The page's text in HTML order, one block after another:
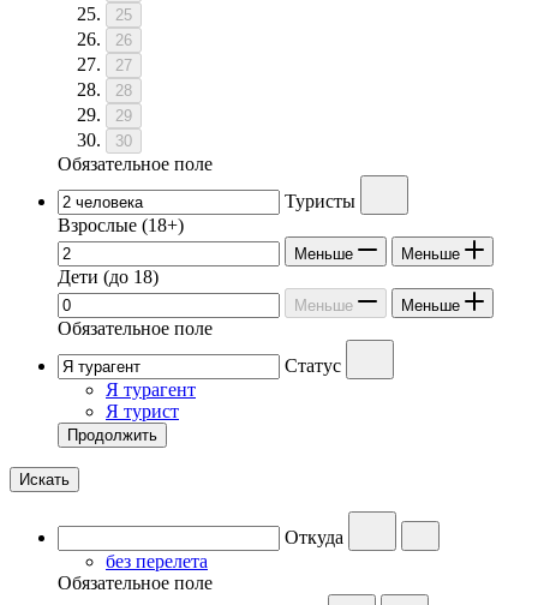
25
26
27
28
29
30
Обязательное поле
Туристы
Взрослые (18+)
Меньше Меньше
Дети (до 18)
Меньше Меньше
Обязательное поле
Статус
Я турагент
Я турист
Продолжить
Искать
Откуда
без перелета
Обязательное поле